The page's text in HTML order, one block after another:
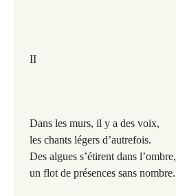
II
Dans les murs, il y a des voix,
les chants légers d’autrefois.
Des algues s’étirent dans l’ombre,
un flot de présences sans nombre.